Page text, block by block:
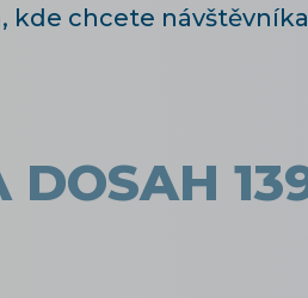
kde chcete
DOSAH